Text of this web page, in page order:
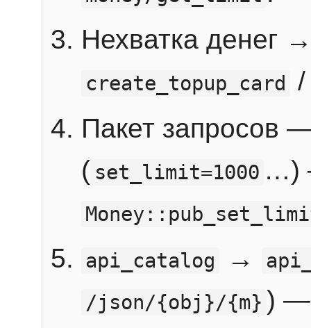
Нехватка денег
create_topup_card
Пакет запросов
( set_limit=1000 …)
api_catalog
→
/json/{obj}/{m} ) —